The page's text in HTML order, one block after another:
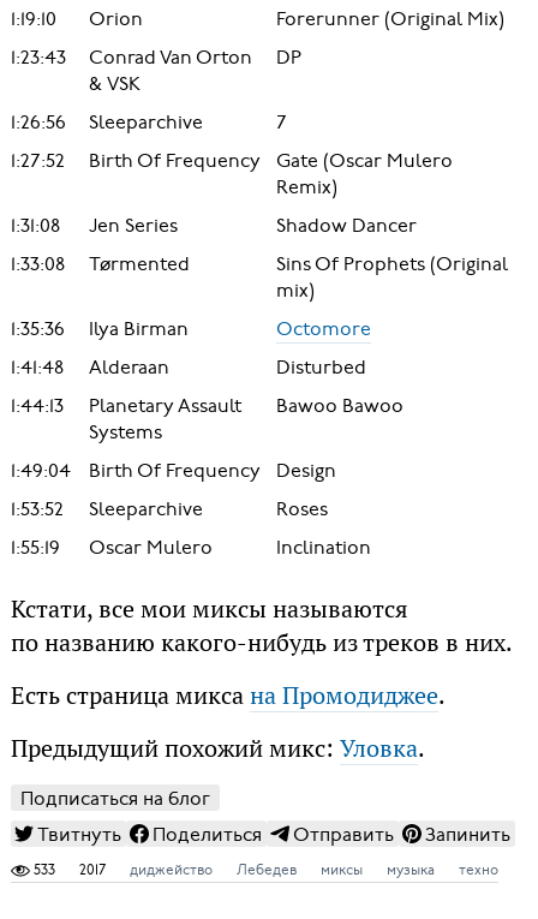
1:19:10 Orion
Forerunner (Original Mix)
1:23:43
Conrad Van Orton
& VSK
DP
1:26:56 Sleeparchive
7
1:27:52
Birth Of Frequency
Gate (Oscar Mulero
Remix)
1:31:08
Jen Series
Shadow Dancer
1:33:08
Tørmented
Sins Of Prophets (Original
mix)
1:35:36
Ilya Birman
Octomore
1:41:48
Alderaan
Disturbed
1:44:13
Planetary Assault
Systems
Bawoo Bawoo
1:49:04 Birth Of Frequency
Design
1:53:52
Sleeparchive
Roses
1:55:19
Oscar Mulero Inclination
Кстати, все мои миксы называются
по названию какого-нибудь из треков в них.
Есть страница миксана Промодиджее.
Предыдущий похожий микс: Уловка.
Подписаться на блог
Твитнуть
Поделиться Отправить Запинить
533 2017 диджейство Лебедев миксы музыка техно